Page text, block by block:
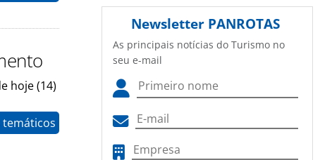
hoje (14)
temáticos
Newsletter PANROTAS
As principais notícias do Turismo no
seu e-mail